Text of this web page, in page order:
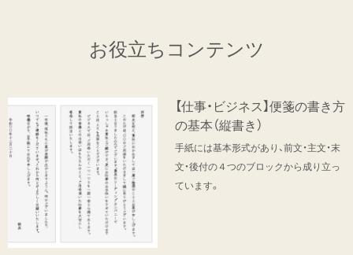
お役立ちコンテンツ
【仕事・ビジネス】便箋の書き方
の基本（縦書き）
手紙には基本形式があり、前文・主文・末
文・後付の４つのブロックから成り立っ
ています。